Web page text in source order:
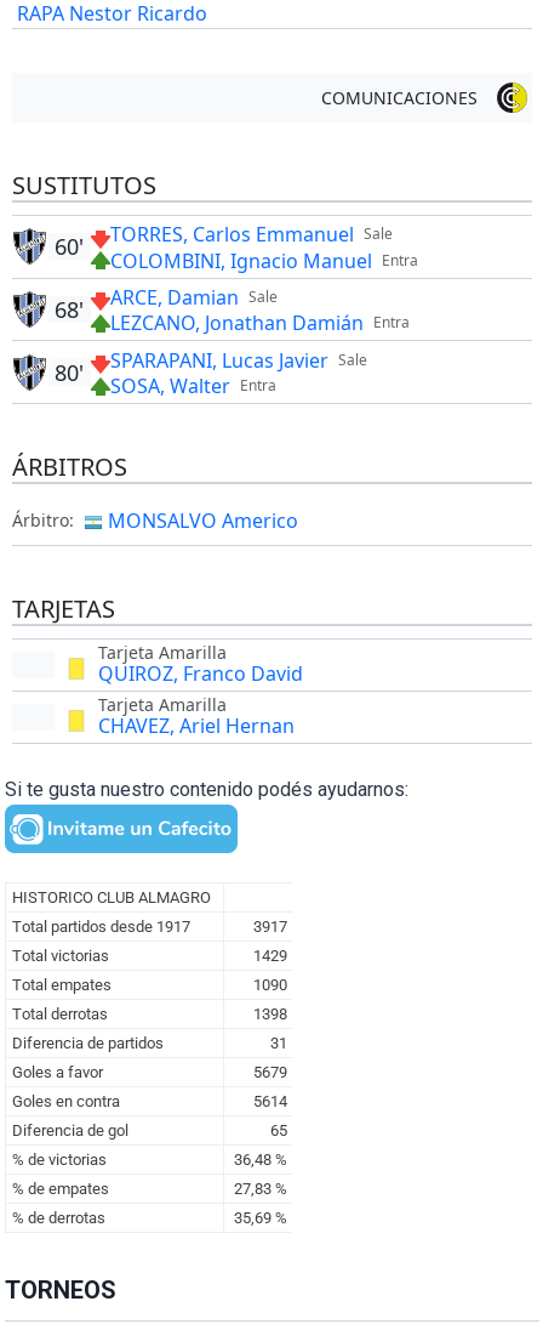
RAPA Nestor Ricardo
COMUNICACIONES
SUSTITUTOS
Sale
TORRES, Carlos Emmanuel
Entra
COLOMBINI, Ignacio Manuel
60'
Sale
ARCE, Damian
Entra
LEZCANO, Jonathan Damián
68'
Sale
SPARAPANI, Lucas Javier
Entra
SOSA, Walter
80'
ÁRBITROS
Árbitro: MONSALVO Americo
TARJETAS
Tarjeta Amarilla
QUIROZ, Franco David
Tarjeta Amarilla
CHAVEZ, Ariel Hernan
Si te gusta nuestro contenido podés ayudarnos:
TORNEOS